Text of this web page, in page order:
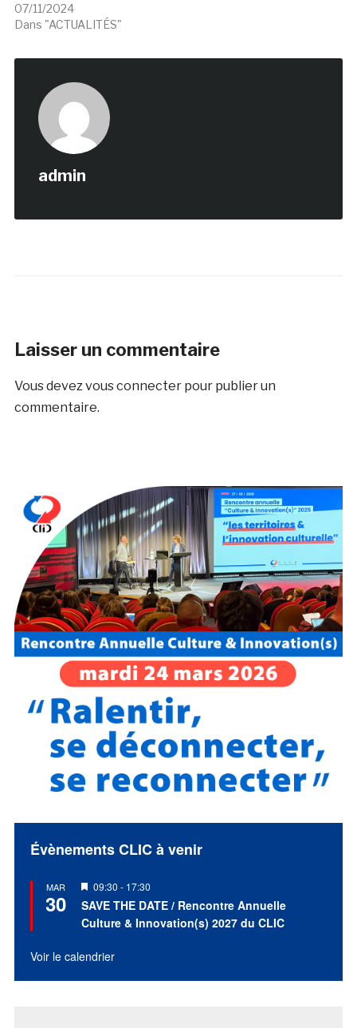
07/11/2024
Dans "ACTUALITÉS"
admin
Laisser un commentaire
Vous devez vous connecterpour publier un
commentaire.
Évènements CLIC à venir
MAR
30
Mis
en
avant
09:30 - 17:30
SAVE THE DATE / Rencontre Annuelle
Culture & Innovation(s) 2027 du CLIC
Voir le calendrier